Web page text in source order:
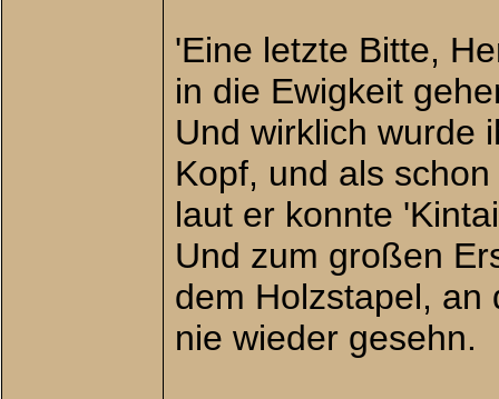
'Eine letzte Bitte,
in die Ewigkeit
Und wirklich wurde
Kopf, und als
laut er konnte
Und zum großen
dem Holzstapel, an
nie wieder gesehn.